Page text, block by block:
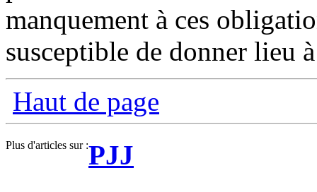
manquement à ces
susceptible de donner lieu
Haut de page
Plus d'articles sur :PJJ